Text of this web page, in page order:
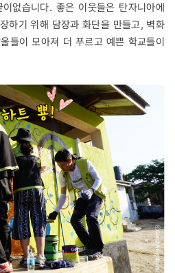
없습니다. 좋은 이웃들은 탄자니아에
하기 위해 담장과 화단을 만들고, 벽화
들이 모아져 더 푸르고 예쁜 학교들이